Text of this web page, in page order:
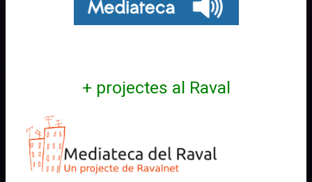
+ projectes al Raval